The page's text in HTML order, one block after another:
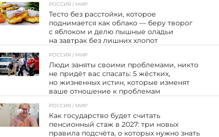
87
РОССИЯ / МИР
Тесто без расстойки, которое
поднимается как облако — беру творог
с яблоком и делю пышные оладьи
на завтрак без лишних хлопот
57
РОССИЯ / МИР
Люди заняты своими проблемами, никто
не придёт вас спасать: 5 жёстких,
но жизненных истин, которые изменят
ваше отношение к проблемам
137
РОССИЯ / МИР
Как государство будет считать
пенсионный стаж в 2027: три новых
правила подсчёта, о которых нужно знать